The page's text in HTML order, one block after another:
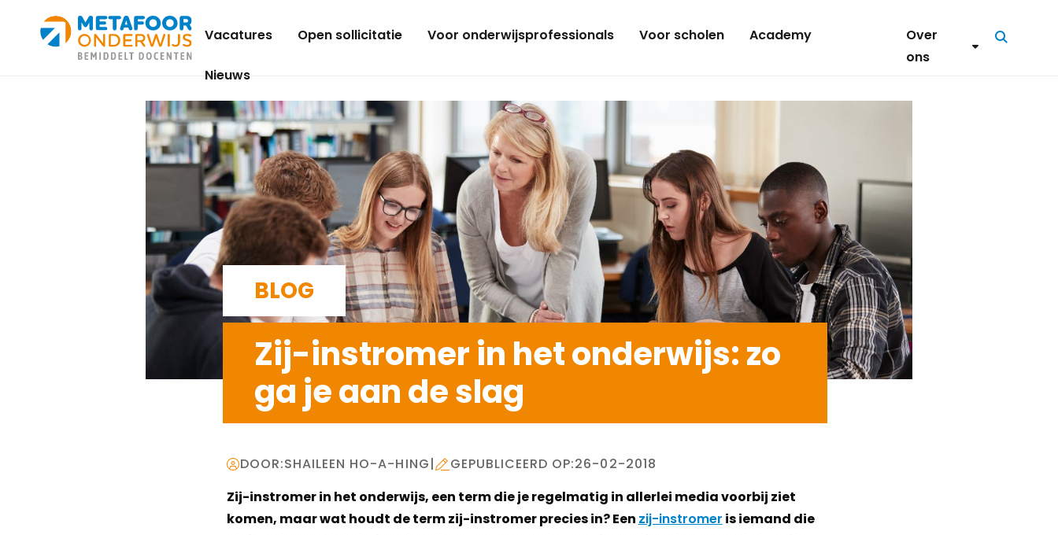
Metafoor
Onderwijs
Vacatures Open sollicitatie Voor onderwijsprofessionals Voor scholen Academy
Nieuws
Over
ons
Zoeken
BLOG
Zij-instromer in het onderwijs: zo
ga je aan de slag
DOOR:SHAILEEN HO-A-HING| GEPUBLICEERD OP:26-02-2018
Zij-instromer in het onderwijs, een term die je regelmatig in allerlei media voorbij ziet
komen, maar wat houdt de term zij-instromer precies in? Een zij-instromer is iemand die